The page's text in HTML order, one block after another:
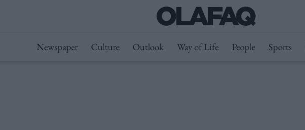
Newspaper Culture Outlook Way of Life People Sports